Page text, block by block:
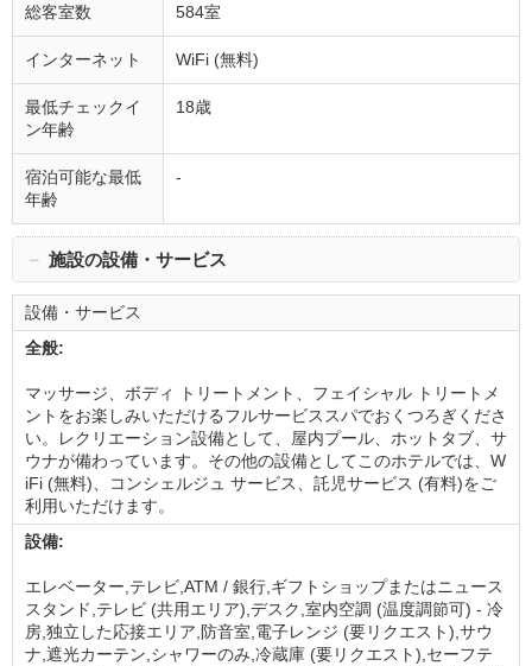
総客室数 584室
インターネット WiFi (無料)
最低チェックイ
ン年齢
18歳
宿泊可能な最低
年齢
-
－ 施設の設備・サービス
設備・サービス
全般:
マッサージ、ボディ トリートメント、フェイシャル トリートメ
ントをお楽しみいただけるフルサービススパでおくつろぎくださ
い。レクリエーション設備として、屋内プール、ホットタブ、サ
ウナが備わっています。その他の設備としてこのホテルでは、W
iFi (無料)、コンシェルジュ サービス、託児サービス (有料)をご
利用いただけます。
設備:
エレベーター,テレビ,ATM / 銀行,ギフトショップまたはニュース
スタンド,テレビ (共用エリア),デスク,室内空調 (温度調節可) - 冷
房,独立した応接エリア,防音室,電子レンジ (要リクエスト),サウ
ナ,遮光カーテン,シャワーのみ,冷蔵庫 (要リクエスト),セーフテ